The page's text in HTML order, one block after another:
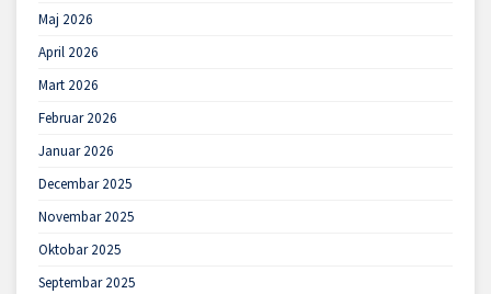
Maj 2026
April 2026
Mart 2026
Februar 2026
Januar 2026
Decembar 2025
Novembar 2025
Oktobar 2025
Septembar 2025